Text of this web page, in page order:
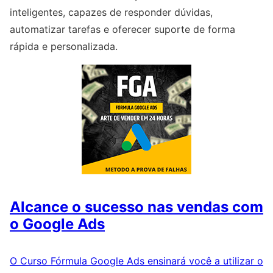
inteligentes, capazes de responder dúvidas,
automatizar tarefas e oferecer suporte de forma
rápida e personalizada.
Alcance o sucesso nas vendas com
o Google Ads
O Curso Fórmula Google Ads ensinará você a utilizar o